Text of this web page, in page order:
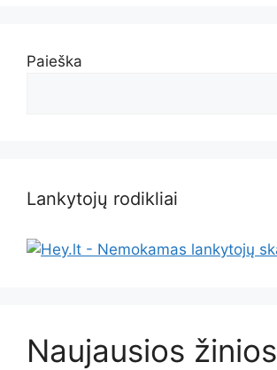
Paieška
Lankytojų rodikliai
Naujausios žinios